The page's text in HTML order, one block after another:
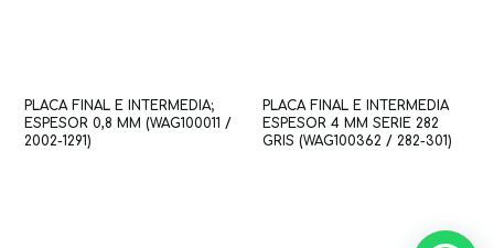
PLACA FINAL E INTERMEDIA;
ESPESOR 0,8 MM (WAG100011 /
2002-1291)
PLACA FINAL E INTERMEDIA
ESPESOR 4 MM SERIE 282
GRIS (WAG100362 / 282-301)